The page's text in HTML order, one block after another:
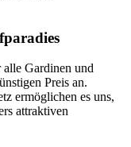
Gardinen und
Preis an.
ermöglichen es uns,
attraktiven